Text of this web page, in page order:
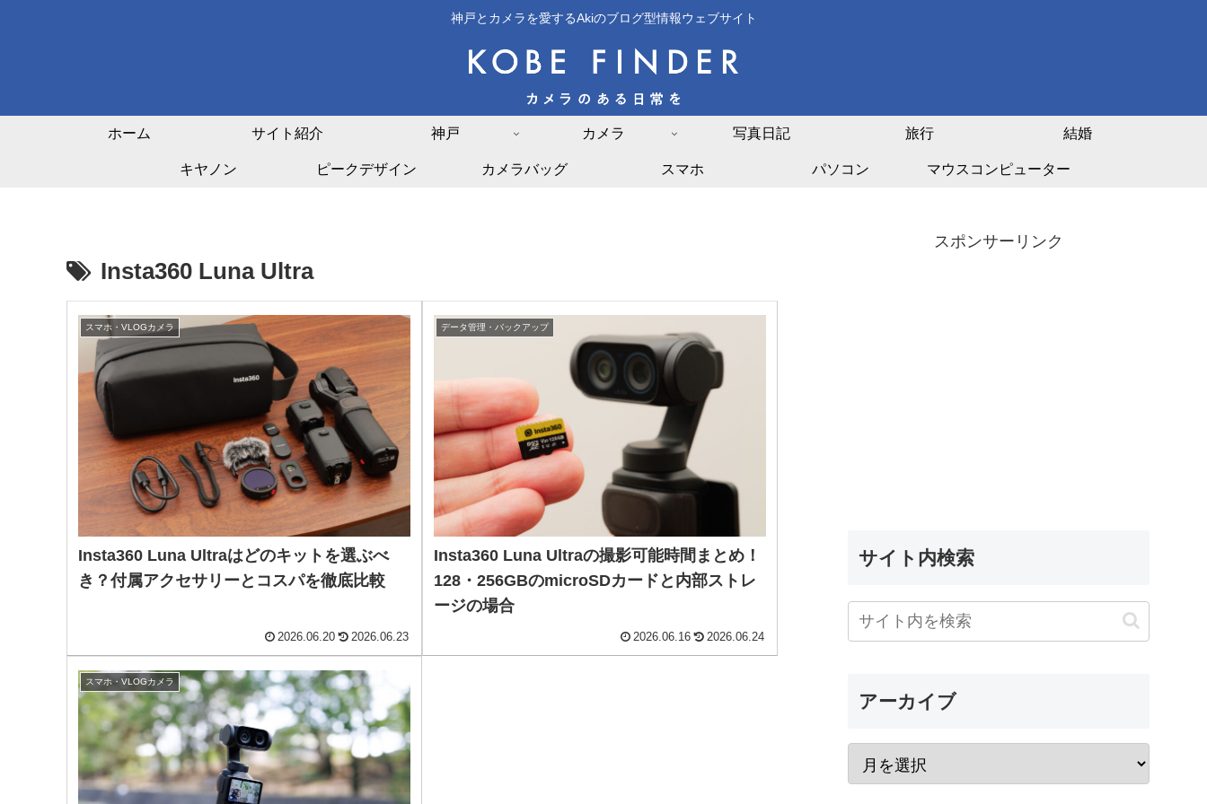
神戸とカメラを愛するAkiのブログ型情報ウェブサイト
ホーム サイト紹介 神戸 カメラ 写真日記 旅行 結婚
キヤノン ピークデザイン カメラバッグ スマホ パソコン マウスコンピューター
Insta360 Luna Ultra
スマホ・VLOGカメラ
Insta360 Luna Ultraはどのキットを選ぶべ
き？付属アクセサリーとコスパを徹底比較
2026.06.20 2026.06.23
データ管理・バックアップ
Insta360 Luna Ultraの撮影可能時間まとめ！
128・256GBのmicroSDカードと内部ストレ
ージの場合
2026.06.16 2026.06.24
スマホ・VLOGカメラ
スポンサーリンク
サイト内検索
アーカイブ